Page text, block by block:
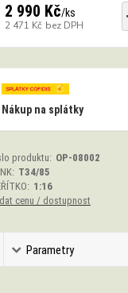
2 990 Kč/ks
2 471 Kč bez DPH
Nákup na splátky
produktu: OP-08002
T34/85
1:16
cenu / dostupnost
Parametry